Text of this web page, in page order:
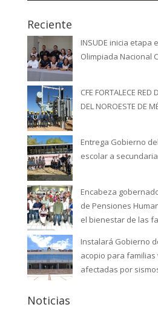
Reciente
INSUDE inicia etapa
Olimpiada Nacional
CFE FORTALECE RED
DEL NOROESTE DE
Entrega Gobierno
escolar a
Encabeza
de Pensiones
el bienestar de las
Instalará Gobierno
acopio para
afectadas por
Noticias